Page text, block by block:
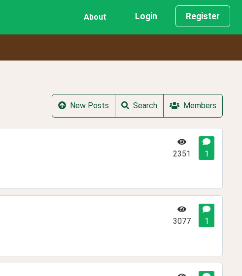
About Login Register
New Posts Search Members
2351
1
3077
1